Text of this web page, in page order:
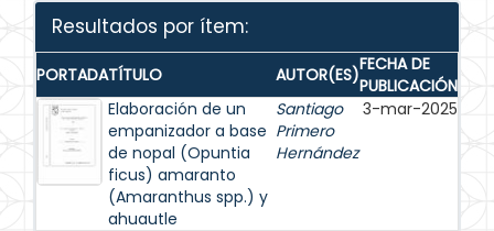
Resultados por ítem:
PORTADATÍTULO AUTOR(ES)FECHA DE
PUBLICACIÓN
Elaboración de un
empanizador a base
de nopal (Opuntia
ficus) amaranto
(Amaranthus spp.) y
ahuautle
Santiago
Primero
Hernández
3-mar-2025